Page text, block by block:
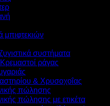
μπιφτεκιών
συστήματα
ράγας
& Χρυσοχοΐας
πώλησης
πώλησης με ετικέτα